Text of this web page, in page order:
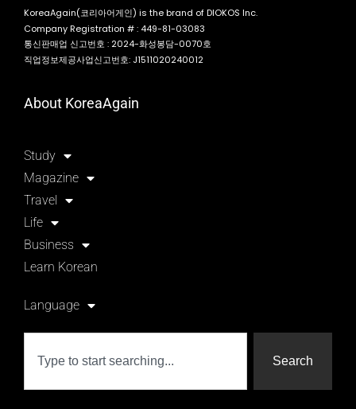
KoreaAgain(코리아어게인) is the brand of DIOKOS Inc.
Company Registration # : 449-81-03083
통신판매업 신고번호 : 2024-화성봉담-0070호
직업정보제공사업신고번호: J1511020240012
About KoreaAgain
Study
Magazine
Travel
Life
Business
Learn Korean
Language
Search